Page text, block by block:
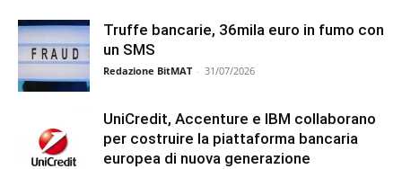
Truffe bancarie, 36mila euro in fumo con
un SMS
Redazione BitMAT - 31/07/2026
UniCredit, Accenture e IBM collaborano
per costruire la piattaforma bancaria
europea di nuova generazione